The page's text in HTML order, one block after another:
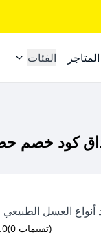
الفئات المتاجر
العسل الطبيعي
(0 تقييمات)